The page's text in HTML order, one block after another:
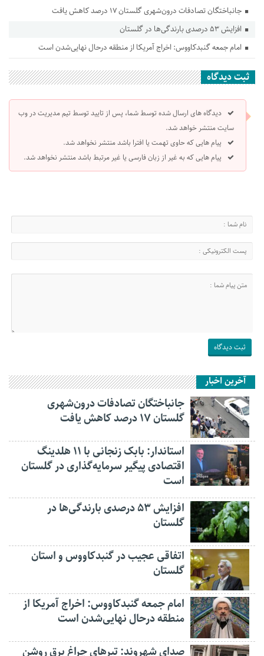
جانباختگان تصادفات درون‌شهری گلستان ۱۷ درصد کاهش یافت
افزایش ۵۳ درصدی بارندگی‌ها در گلستان
امام جمعه گنبدکاووس: اخراج آمریکا از منطقه درحال نهایی‌شدن است
ثبت دیدگاه
دیدگاه های ارسال شده توسط شما، پس از تایید توسط تیم مدیریت در وب
سایت منتشر خواهد شد.
پیام هایی که حاوی تهمت یا افترا باشد منتشر نخواهد شد.
پیام هایی که به غیر از زبان فارسی یا غیر مرتبط باشد منتشر نخواهد شد.
آخرین اخبار
جانباختگان تصادفات درون‌شهری
گلستان ۱۷ درصد کاهش یافت
استاندار: بابک زنجانی با ۱۱ هلدینگ
اقتصادی پیگیر سرمایه‌گذاری در گلستان
است
افزایش ۵۳ درصدی بارندگی‌ها در
گلستان
اتفاقی عجیب در‌ گنبدکاووس و استان
گلستان
امام جمعه گنبدکاووس: اخراج آمریکا از
منطقه درحال نهایی‌شدن است
صدای شهروند: تیرهای چراغ برق روشن